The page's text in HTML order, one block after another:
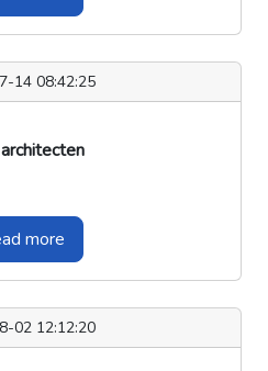
14 08:42:25
more
02 12:12:20